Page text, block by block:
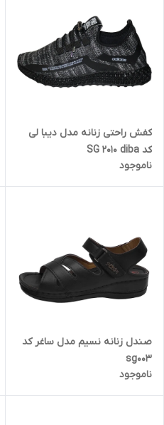
کفش راحتی زنانه مدل دیبا لی
کد SG 2010 diba
ناموجود
صندل زنانه نسیم مدل ساغر کد
sg003
ناموجود